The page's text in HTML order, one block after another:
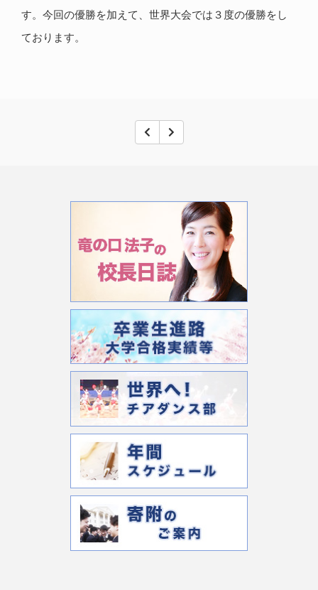
す。今回の優勝を加えて、世界大会では３度の優勝をし
ております。